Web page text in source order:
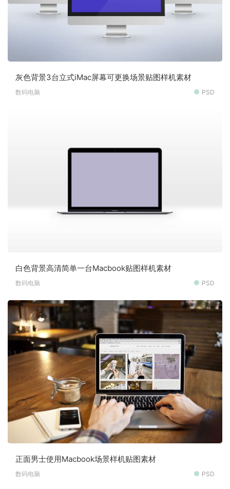
灰色背景3台立式iMac屏幕可更换场景贴图样机素材
数码电脑 PSD
白色背景高清简单一台Macbook贴图样机素材
数码电脑 PSD
正面男士使用Macbook场景样机贴图素材
数码电脑 PSD